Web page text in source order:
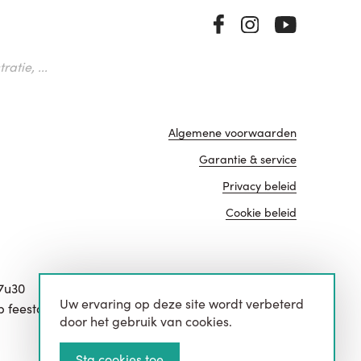
...
feestdagen.
Algemene voorwaarden
Garantie & service
Privacy beleid
Cookie beleid
website door
Uw ervaring op deze site wordt verbeterd
door het gebruik van cookies.